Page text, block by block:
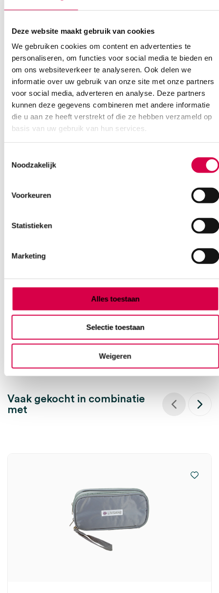
Deze website maakt gebruik van cookies
We gebruiken cookies om content en advertenties te
personaliseren, om functies voor social media te bieden en
om ons websiteverkeer te analyseren. Ook delen we
informatie over uw gebruik van onze site met onze partners
voor social media, adverteren en analyse. Deze partners
kunnen deze gegevens combineren met andere informatie
die u aan ze heeft verstrekt of die ze hebben verzameld op
basis van uw gebruik van hun services.
Noodzakelijk
Voorkeuren
Statistieken
Marketing
Alles toestaan
Selectie toestaan
Weigeren
Ook interessant
Medicijnbekers zonder deksel, 30ml,
Vaak gekocht in combinatie
met